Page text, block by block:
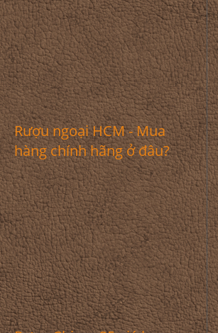
Rượu ngoại HCM - Mua
hàng chính hãng ở đâu?